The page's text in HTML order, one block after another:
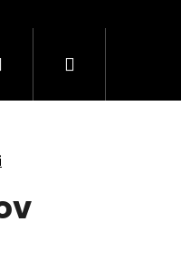
Kontakty
PřihlášeníNákupní